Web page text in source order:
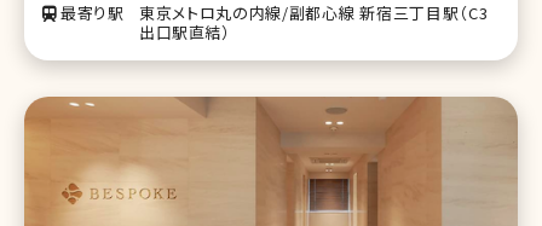
最寄り駅
東京メトロ丸の内線/副都心線 新宿三丁目駅（C3
出口駅直結）